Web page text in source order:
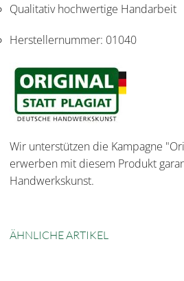
Qualitativ hochwertige Handarbeit
Herstellernummer: 01040
Wir unterstützen die Kampagne
erwerben mit diesem Produkt
Handwerkskunst.
ÄHNLICHE ARTIKEL